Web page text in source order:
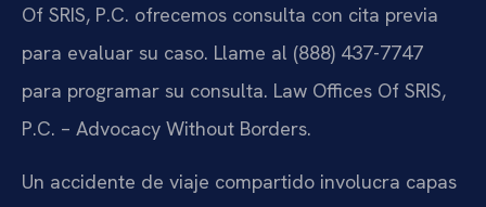
Of SRIS, P.C. ofrecemos consulta con cita previa
para evaluar su caso. Llame al (888) 437-7747
para programar su consulta. Law Offices Of SRIS,
P.C. – Advocacy Without Borders.
Un accidente de viaje compartido involucra capas